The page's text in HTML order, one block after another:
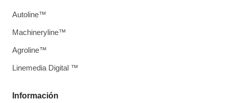
Información
Autoline™
Machineryline™
Agroline™
Linemedia Digital ™